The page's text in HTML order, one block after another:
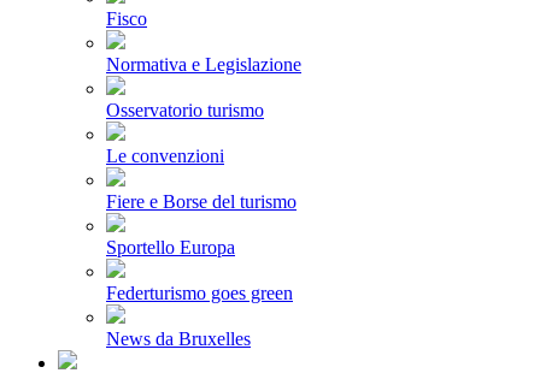
Fisco
Normativa e Legislazione
Osservatorio turismo
Le convenzioni
Fiere e Borse del turismo
Sportello Europa
Federturismo goes green
News da Bruxelles